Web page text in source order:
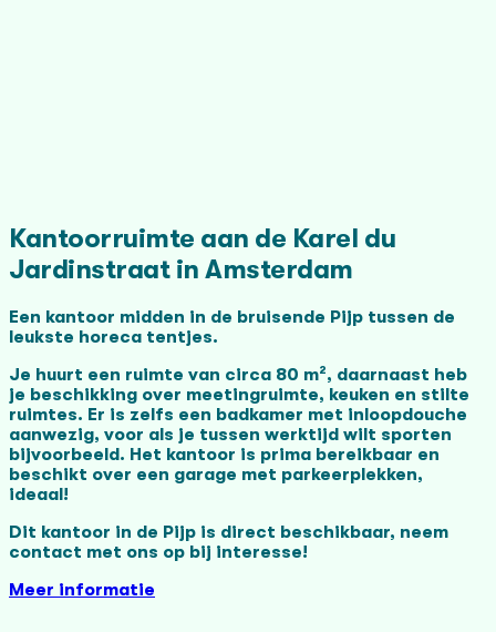
Kantoorruimte aan de Karel du
Jardinstraat in Amsterdam
Een kantoor midden in de bruisende Pijp tussen de
leukste horeca tentjes.
Je huurt een ruimte van circa 80 m², daarnaast heb
je beschikking over meetingruimte, keuken en stilte
ruimtes. Er is zelfs een badkamer met inloopdouche
aanwezig, voor als je tussen werktijd wilt sporten
bijvoorbeeld. Het kantoor is prima bereikbaar en
beschikt over een garage met parkeerplekken,
ideaal!
Dit kantoor in de Pijp is direct beschikbaar, neem
contact met ons op bij interesse!
Meer informatie